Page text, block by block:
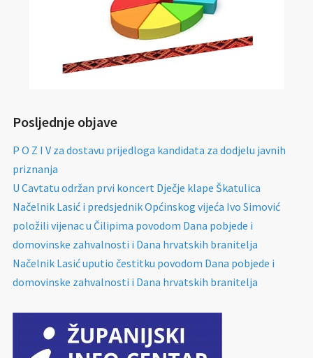
Posljednje objave
P O Z I V za dostavu prijedloga kandidata za dodjelu javnih
priznanja
U Cavtatu održan prvi koncert Dječje klape Škatulica
Načelnik Lasić i predsjednik Općinskog vijeća Ivo Simović
položili vijenac u Čilipima povodom Dana pobjede i
domovinske zahvalnosti i Dana hrvatskih branitelja
Načelnik Lasić uputio čestitku povodom Dana pobjede i
domovinske zahvalnosti i Dana hrvatskih branitelja